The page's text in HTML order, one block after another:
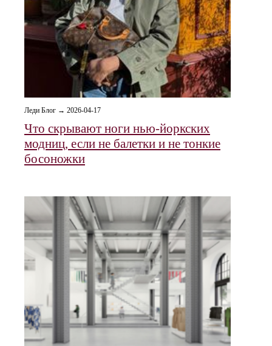
Леди Блог → 2026-04-17
Что скрывают ноги нью-йоркских
модниц, если не балетки и не тонкие
босоножки